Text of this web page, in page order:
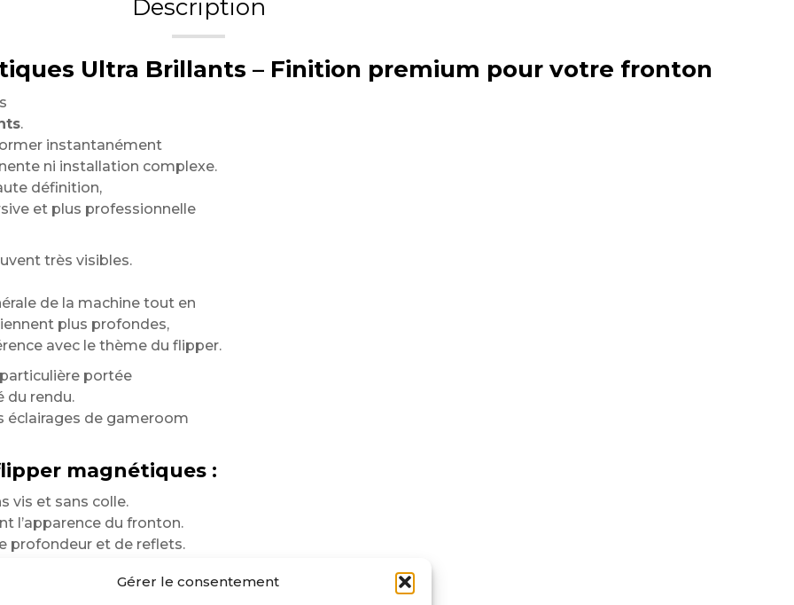
Gérer le consentement
Description
Ultra Brillants – Finition premium pour votre fronton
.
instantanément
ni installation complexe.
définition,
et plus professionnelle
très visibles.
de la machine tout en
plus profondes,
avec le thème du flipper.
portée
du rendu.
éclairages de gameroom
magnétiques :
vis et sans colle.
l’apparence du fronton.
profondeur et de reflets.
le style du flipper.